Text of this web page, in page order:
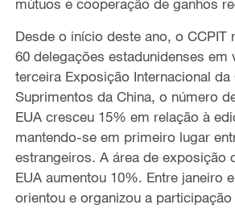
mútuos e cooperação de ganhos
Desde o início deste ano, o CCPIT
60 delegações estadunidenses em
terceira Exposição Internacional da
Suprimentos da China, o número
EUA cresceu 15% em relação à
mantendo-se em primeiro lugar
estrangeiros. A área de exposição
EUA aumentou 10%. Entre janeiro
orientou e organizou a